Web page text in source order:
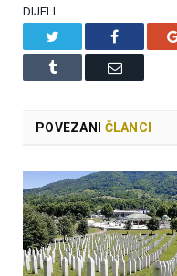
DIJELI.
Facebook
Tumblr Email
POVEZANI ČLANCI